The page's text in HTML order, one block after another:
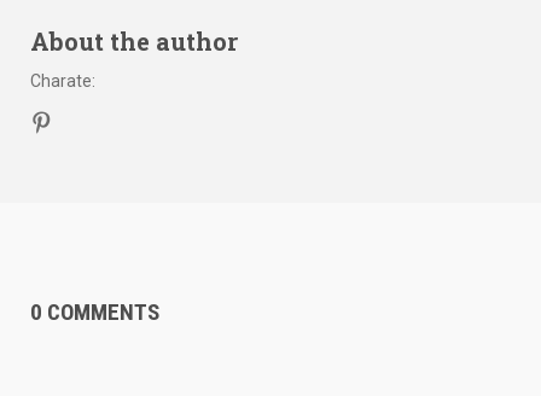
About the author
Charate:
0 COMMENTS